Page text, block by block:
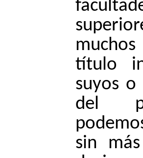
título
suyos o
del
sin